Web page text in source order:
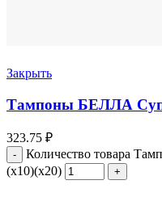
Закрыть
Тампоны БЕЛЛА
323.75 ₽
Количество товара
(х10)(х20)